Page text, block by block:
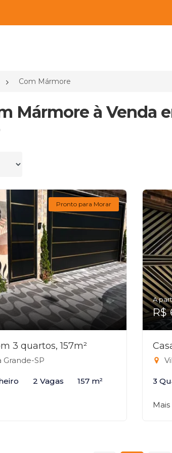
Com Mármore
Mármore à Venda
Pronto para Morar
3 quartos, 157m²
Grande-SP
2 Vagas 157 m²
A
R$
3